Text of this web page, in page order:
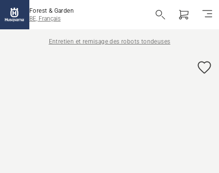
Forest & Garden
BE, Français
Entretien et remisage des robots tondeuses